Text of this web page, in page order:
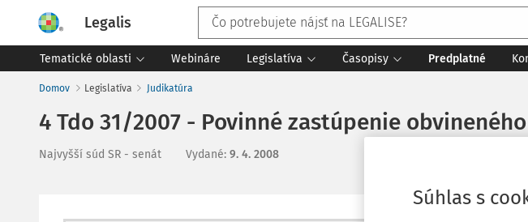
Legalis
Tematické oblasti Webináre Legislatíva Časopisy Predplatné
Domov Legislatíva Judikatúra
4 Tdo 31/2007 - Povinné zastúpenie
Najvyšší súd SR - senát Vydané: 9. 4. 2008
Súhlas s